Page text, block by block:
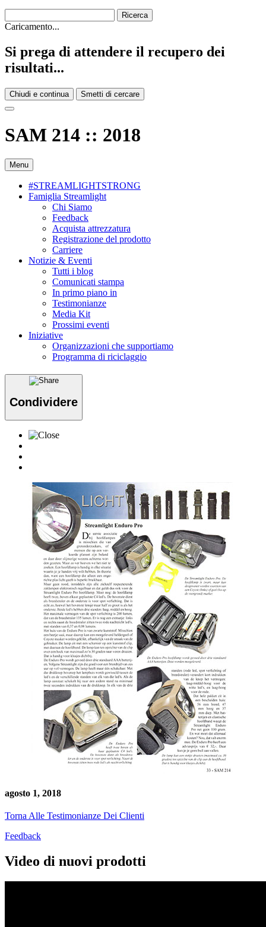
Caricamento...
Si prega di attendere il recupero dei
risultati...
Chiudi e continua Smetti di cercare
SAM 214 :: 2018
Menu
#STREAMLIGHTSTRONG
Famiglia Streamlight
Chi Siamo
Feedback
Acquista attrezzatura
Registrazione del prodotto
Carriere
Notizie & Eventi
Tutti i blog
Comunicati stampa
In primo piano in
Testimonianze
Media Kit
Prossimi eventi
Iniziative
Organizzazioni che supportiamo
Programma di riciclaggio
Condividere
agosto 1, 2018
Torna Alle Testimonianze Dei Clienti
Feedback
Video di nuovi prodotti